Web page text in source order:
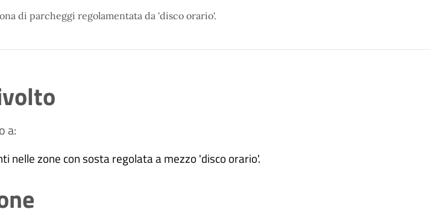
di parcheggi regolamentata da 'disco orario'.
a:
nelle zone con sosta regolata a mezzo 'disco orario'.